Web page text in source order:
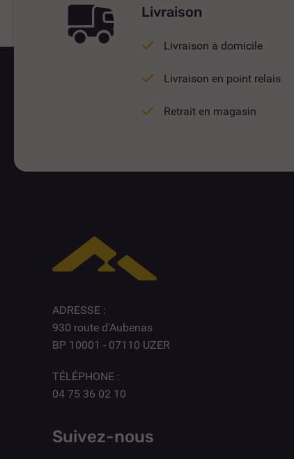
Livraison
Livraison à domicile
Livraison en point relais
Retrait en magasin
ADRESSE :
930 route d'Aubenas
BP 10001 - 07110 UZER
TÉLÉPHONE :
04 75 36 02 10
Suivez-nous